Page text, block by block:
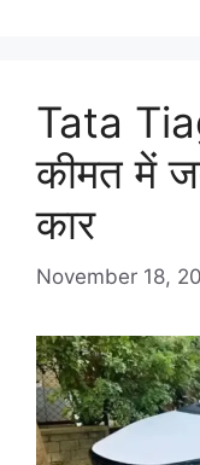
Tata
कीमत में
कार
November 18,